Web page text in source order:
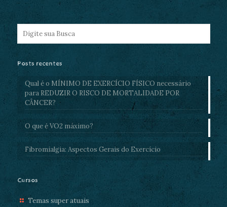
Posts recentes
Qual é o MÍNIMO DE EXERCÍCIO FÍSICO necessário
para REDUZIR O RISCO DE MORTALIDADE POR
CÂNCER?
O que é VO2 máximo?
Fibromialgia: Aspectos Gerais do Exercício
Cursos
Temas super atuais